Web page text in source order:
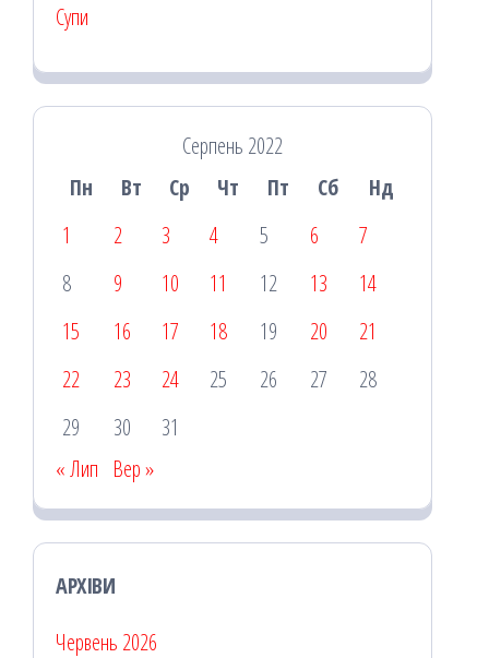
Супи
Серпень 2022
Пн
Вт Ср Чт Пт Сб
Нд
1
2 3 4 5 6
7
8
9 10 11 12 13
14
15
16 17 18 19 20
21
22
23 24 25 26 27
28
29
30
31
« Лип Вер »
АРХІВИ
Червень 2026